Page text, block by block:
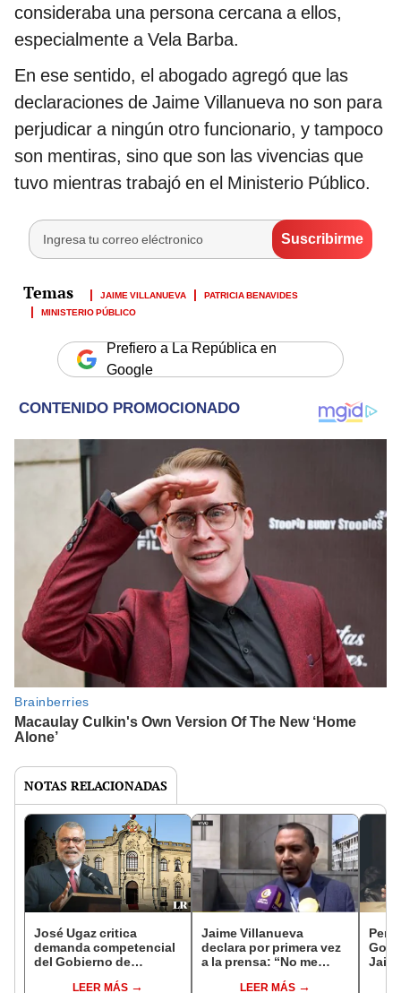
consideraba una persona cercana a ellos,
especialmente a Vela Barba.
En ese sentido, el abogado agregó que las
declaraciones de Jaime Villanueva no son para
perjudicar a ningún otro funcionario, y tampoco
son mentiras, sino que son las vivencias que
tuvo mientras trabajó en el Ministerio Público.
JAIME VILLANUEVA
PATRICIA BENAVIDES
MINISTERIO PÚBLICO
Prefiero a La República en
Google
NOTAS RELACIONADAS
José Ugaz critica
demanda competencial
del Gobierno de
LEER MÁS
Jaime Villanueva
declara por primera vez
a la prensa: “No me
LEER MÁS